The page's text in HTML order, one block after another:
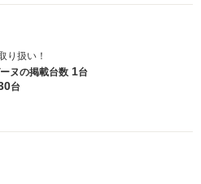
り扱い！
ヌの掲載台数 1台
台